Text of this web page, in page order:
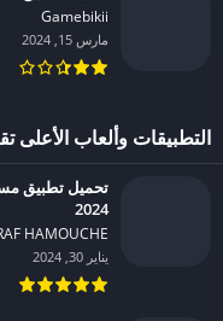
Gamebikii‏
مارس 15, 2024
التطبيقات وألعاب الأعلى
تحميل تطبيق
2024
HAMOUCHE‏
يناير 30, 2024